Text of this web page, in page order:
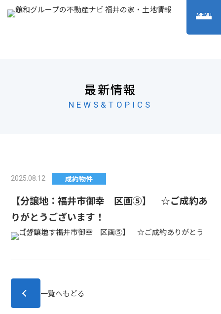
MENU
最新情報
NEWS&TOPICS
2025.08.12 成約物件
【分譲地：福井市御幸 区画⑤】 ☆ご成約あ
りがとうございます！
一覧へもどる